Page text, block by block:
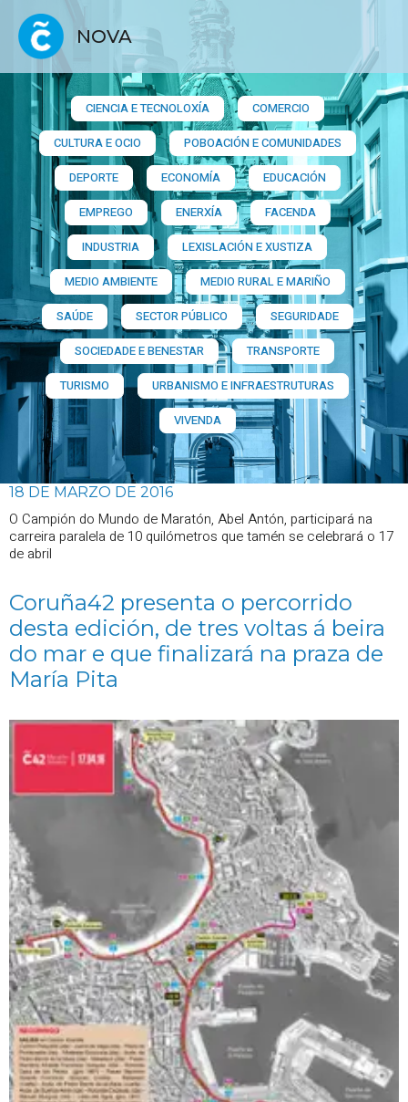
NOVA
CIENCIA E TECNOLOXÍA
COMERCIO
CULTURA E OCIO
POBOACIÓN E COMUNIDADES
DEPORTE
ECONOMÍA
EDUCACIÓN
EMPREGO
ENERXÍA
FACENDA
INDUSTRIA
LEXISLACIÓN E XUSTIZA
MEDIO AMBIENTE
MEDIO RURAL E MARIÑO
SAÚDE
SECTOR PÚBLICO
SEGURIDADE
SOCIEDADE E BENESTAR
TRANSPORTE
TURISMO
URBANISMO E INFRAESTRUTURAS
VIVENDA
18 DE MARZO DE 2016
O Campión do Mundo de Maratón, Abel Antón, participará na
carreira paralela de 10 quilómetros que tamén se celebrará o 17
de abril
Coruña42 presenta o percorrido
desta edición, de tres voltas á beira
do mar e que finalizará na praza de
María Pita